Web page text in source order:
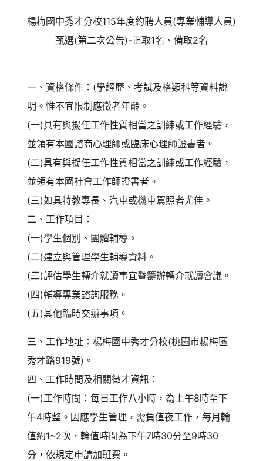
楊梅國中秀才分校115年度約聘人員(專業輔導人員)
甄選(第二次公告)-正取1名、備取2名
一、資格條件：(學經歷、考試及格類科等資料說
明。惟不宜限制應徵者年齡。
(一)具有與擬任工作性質相當之訓練或工作經驗，
並領有本國諮商心理師或臨床心理師證書者。
(二)具有與擬任工作性質相當之訓練或工作經驗，
並領有本國社會工作師證書者。
(三)如具特教專長、汽車或機車駕照者尤佳。
二、工作項目：
(一)學生個別、團體輔導。
(二)建立與管理學生輔導資料。
(三)評估學生轉介就讀事宜暨籌辦轉介就讀會議。
(四)輔導專業諮詢服務。
(五)其他臨時交辦事項。
三、工作地址：楊梅國中秀才分校(桃園市楊梅區
秀才路919號)。
四、工作時間及相關徵才資訊：
(一)工作時間：每日工作八小時，為上午8時至下
午4時整。因應學生管理，需負值夜工作，每月輪
值約1~2次，輪值時間為下午7時30分至9時30
分，依規定申請加班費。